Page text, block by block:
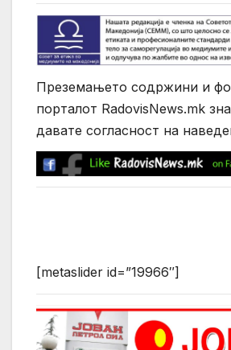
Преземањето содржини и
порталот RadovisNews.mk
давате согласност на
[metaslider id=”19966″]